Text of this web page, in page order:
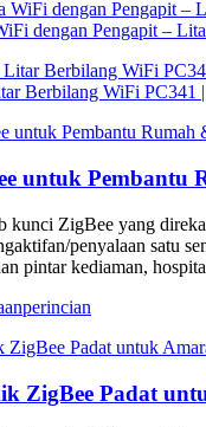
dengan Pengapit –
Berbilang WiFi PC341
untuk Pembantu
kunci ZigBee yang direka
penyalaan satu
pintar kediaman,
perincian
ZigBee Padat